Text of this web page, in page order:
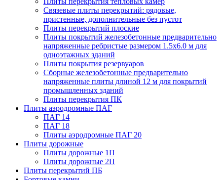
Связевые плиты перекрытий: рядовые,
пристенные, дополнительные без пустот
Плиты перекрытий плоские
Плиты покрытий железобетонные предварительно
напряженные ребристые размером 1.5х6.0 м для
одноэтажных зданий
Плиты покрытия резервуаров
Сборные железобетонные предварительно
напряженные плиты длиной 12 м для покрытий
промышленных зданий
Плиты перекрытия ПК
Плиты аэродромные ПАГ
ПАГ 14
ПАГ 18
Плиты аэродромные ПАГ 20
Плиты дорожные
Плиты дорожные 1П
Плиты дорожные 2П
Плиты перекрытий ПБ